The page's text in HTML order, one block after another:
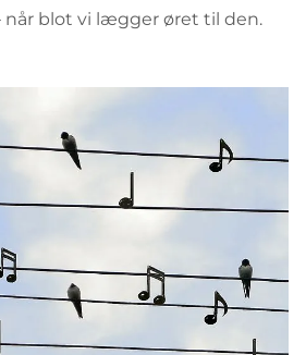
når blot vi lægger øret til den.